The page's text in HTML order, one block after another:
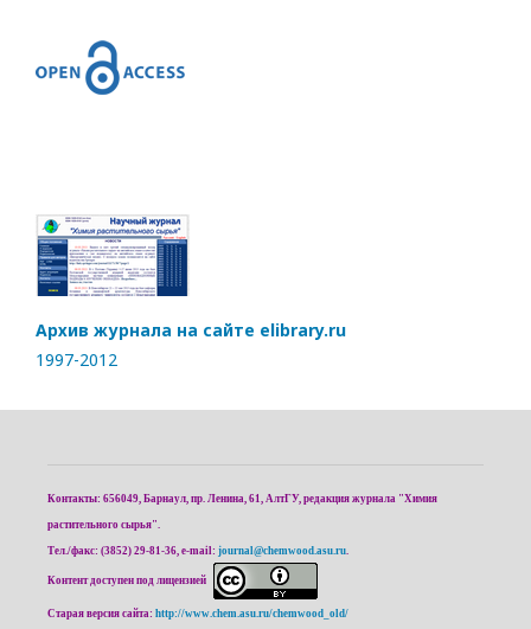
Архив журнала на сайте elibrary.ru
1997-2012
Контакты: 656049, Барнаул, пр. Ленина, 61, АлтГУ, редакция журнала "Химия
растительного сырья".
Тел./факс: (3852) 29-81-36, e-mail: journal@chemwood.asu.ru.
Контент доступен под лицензией
Старая версия сайта: http://www.chem.asu.ru/chemwood_old/